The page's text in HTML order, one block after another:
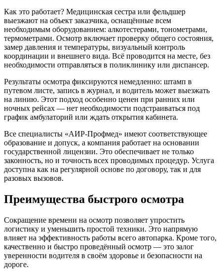
Как это работает? Медицинская сестра или фельдшер
выезжают на объект заказчика, оснащённые всем
необходимым оборудованием: алкотестерами, тонометрами,
термометрами. Осмотр включает проверку общего состояния,
замер давления и температуры, визуальный контроль
координации и внешнего вида. Всё проводится на месте, без
необходимости отправляться в поликлинику или диспансер.
Результаты осмотра фиксируются немедленно: штамп в
путевом листе, запись в журнал, и водитель может выезжать
на линию. Этот подход особенно ценен при ранних или
ночных рейсах — нет необходимости подстраиваться под
график амбулаторий или ждать открытия кабинета.
Все специалисты «АИР‑Профмед» имеют соответствующее
образование и допуск, а компания работает на основании
государственной лицензии. Это обеспечивает не только
законность, но и точность всех проводимых процедур. Услуга
доступна как на регулярной основе по договору, так и для
разовых вызовов.
Преимущества быстрого осмотра
Сокращение времени на осмотр позволяет упростить
логистику и уменьшить простой техники. Это напрямую
влияет на эффективность работы всего автопарка. Кроме того,
качественно и быстро проведённый осмотр — это залог
уверенности водителя в своём здоровье и безопасности на
дороге.